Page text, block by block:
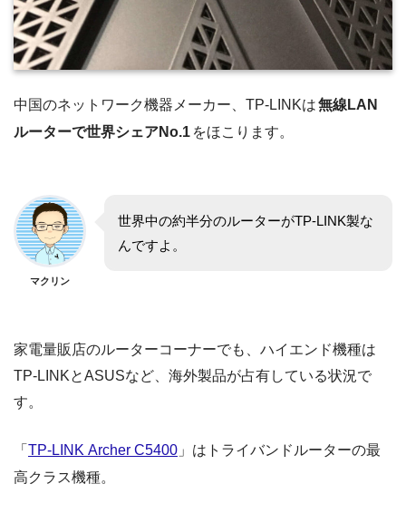
中国のネットワーク機器メーカー、TP-LINKは無線LAN
ルーターで世界シェアNo.1 をほこります。
マクリン
世界中の約半分のルーターがTP-LINK製な
んですよ。
家電量販店のルーターコーナーでも、ハイエンド機種は
TP-LINKとASUSなど、海外製品が占有している状況で
す。
「 TP-LINK Archer C5400 」はトライバンドルーターの最
高クラス機種。